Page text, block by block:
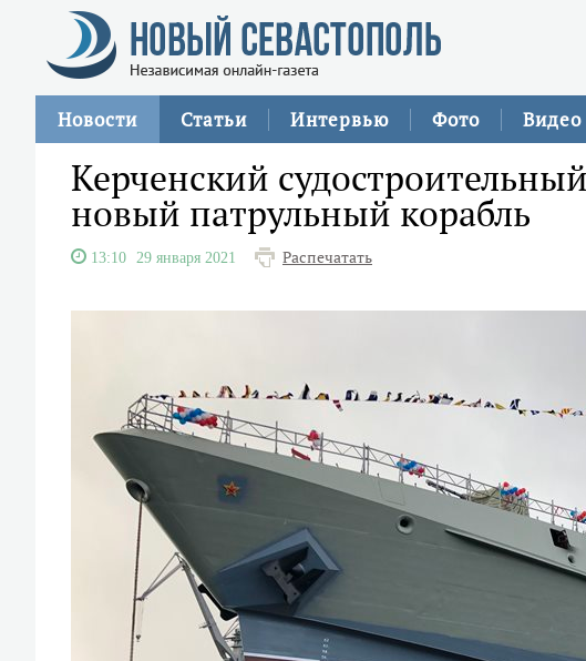
Новости Статьи Интервью Фото Видео
Керченский
новый патрульный корабль
13:10 29 января 2021 Распечатать